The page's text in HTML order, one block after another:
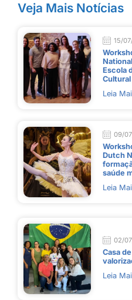
Veja Mais Notícias
15/
Escola
Leia
09/
Dutch
saúde
Leia
02/
Casa
Leia